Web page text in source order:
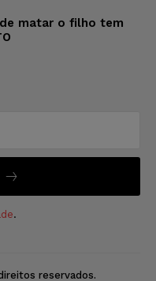
matar o filho tem
.
reservados.